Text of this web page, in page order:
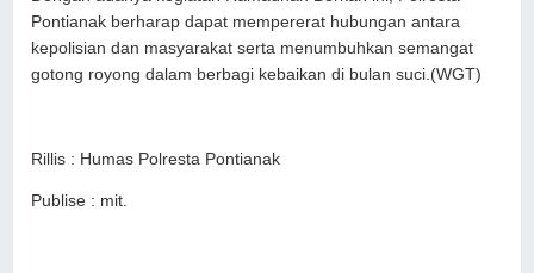
Pontianak berharap dapat mempererat hubungan antara
kepolisian dan masyarakat serta menumbuhkan semangat
gotong royong dalam berbagi kebaikan di bulan suci.(WGT)
Rillis : Humas Polresta Pontianak
Publise : mit.